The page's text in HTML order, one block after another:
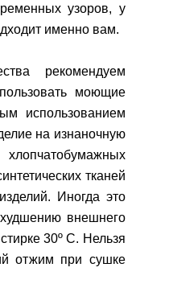
узоров, у
именно вам.
рекомендуем
моющие
использованием
на изнаночную
тканей
Иногда это
внешнего
30º C. Нельзя
отжим при сушке